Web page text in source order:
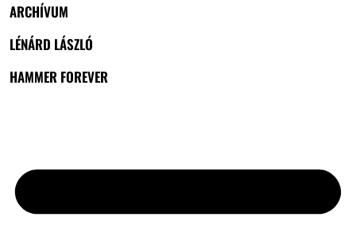
ARCHÍVUM
LÉNÁRD LÁSZLÓ
HAMMER FOREVER